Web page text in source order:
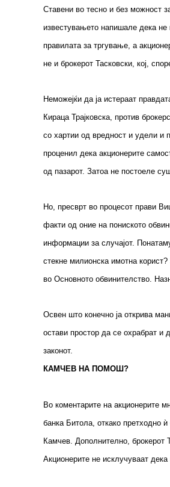
Ставени во тесно и без можност
известувањето напишале дека не
правилата за тргување, а
не и брокерот Тасковски, кој,
Неможејќи да ја истераат
Кираца Трајковска, против
со хартии од вредност и удели и
проценил дека акционерите
од пазарот. Затоа не постоеле
Но, пресврт во процесот прави
факти од оние на пониското
информации за случајот.
стекне милионска имотна
во Основното обвинителство.
Освен што конечно ја открива
остави простор да се охрабрат и
законот.
КАМЧЕВ НА ПОМОШ?
Во коментарите на акционерите
банка Битола, откако претходно
Камчев. Дополнително, брокерот
Акционерите не исклучуваат